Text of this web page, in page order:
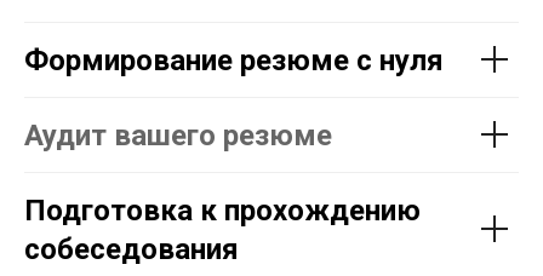
Формирование резюме с нуля
Аудит вашего резюме
Подготовка к прохождению
собеседования